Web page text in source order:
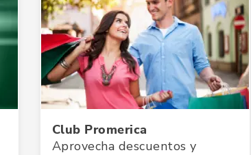
Club Promerica
Aprovecha descuentos y